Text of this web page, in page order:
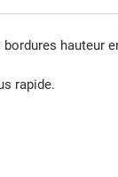
hauteur
rapide.